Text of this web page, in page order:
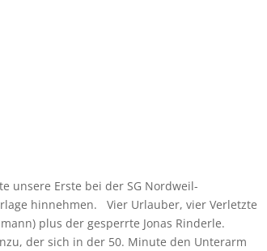
unsere Erste bei der SG Nordweil-
hinnehmen. Vier Urlauber, vier Verletzte
plus der gesperrte Jonas Rinderle.
der sich in der 50. Minute den Unterarm